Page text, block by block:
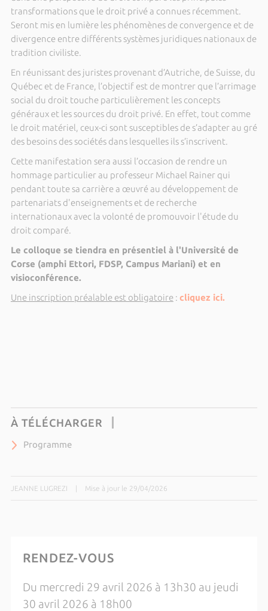
transformations que le droit privé a connues récemment.
Seront mis en lumière les phénomènes de convergence et de
divergence entre différents systèmes juridiques nationaux de
tradition civiliste.
En réunissant des juristes provenant d’Autriche, de Suisse, du
Québec et de France, l’objectif est de montrer que l’arrimage
social du droit touche particulièrement les concepts
généraux et les sources du droit privé. En effet, tout comme
le droit matériel, ceux-ci sont susceptibles de s’adapter au gré
des besoins des sociétés dans lesquelles ils s’inscrivent.
Cette manifestation sera aussi l’occasion de rendre un
hommage particulier au professeur Michael Rainer qui
pendant toute sa carrière a œuvré au développement de
partenariats d'enseignements et de recherche
internationaux avec la volonté de promouvoir l'étude du
droit comparé.
Le colloque se tiendra en présentiel à l'Université de
Corse (amphi Ettori, FDSP, Campus Mariani) et en
visioconférence.
Une inscription préalable est obligatoire: cliquez ici.
À TÉLÉCHARGER
Programme
JEANNE LUGREZI Mise à jour le 29/04/2026
RENDEZ-VOUS
Du mercredi 29 avril 2026 à 13h30 au jeudi
30 avril 2026 à 18h00